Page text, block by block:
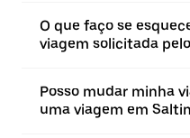
O que faço se
viagem solicitada
Posso mudar minha
uma viagem em